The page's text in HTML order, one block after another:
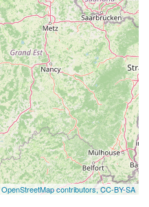
OpenStreetMap contributors, CC-BY-SA